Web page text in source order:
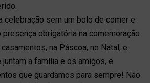
celebração sem um bolo de comer e
presença obrigatória na comemoração
na Páscoa, no Natal, e
a família e os amigos, e
que guardamos para sempre! Não